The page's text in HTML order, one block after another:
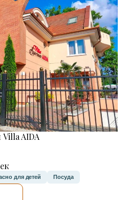
AIDA
для детей Посуда